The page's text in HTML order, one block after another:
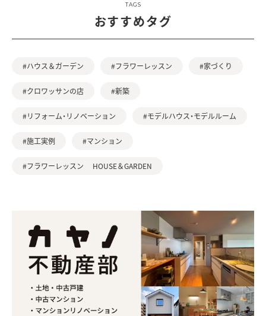
TAGS
おすすめタグ
#ハウス＆ガーデン #フラワーレッスン #家づくり
#クロワッサンの店 #新築
#リフォーム・リノベーション #モデルハウス・モデルルーム
#施工実例 #マンション
#フラワーレッスン HOUSE＆GARDEN